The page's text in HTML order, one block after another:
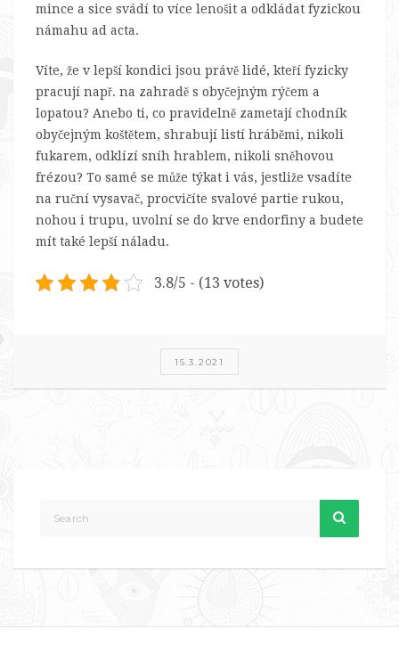
mince a sice svádí to více lenošit a odkládat fyzickou
námahu ad acta.
Víte, že v lepší kondici jsou právě lidé, kteří fyzicky
pracují např. na zahradě s obyčejným rýčem a
lopatou? Anebo ti, co pravidelně zametají chodník
obyčejným koštětem, shrabují listí hráběmi, nikoli
fukarem, odklízí sníh hrablem, nikoli sněhovou
frézou? To samé se může týkat i vás, jestliže vsadíte
na ruční vysavač, procvičíte svalové partie rukou,
nohou i trupu, uvolní se do krve endorfiny a budete
mít také lepší náladu.
3.8/5 - (13 votes)
15.3.2021